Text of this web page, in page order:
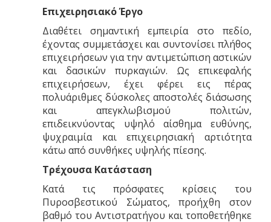
Επιχειρησιακό Έργο
Διαθέτει σημαντική εμπειρία στο πεδίο,
έχοντας συμμετάσχει και συντονίσει πλήθος
επιχειρήσεων για την αντιμετώπιση αστικών
και δασικών πυρκαγιών. Ως επικεφαλής
επιχειρήσεων, έχει φέρει εις πέρας
πολυάριθμες δύσκολες αποστολές διάσωσης
και απεγκλωβισμού πολιτών,
επιδεικνύοντας υψηλό αίσθημα ευθύνης,
ψυχραιμία και επιχειρησιακή αρτιότητα
κάτω από συνθήκες υψηλής πίεσης.
Τρέχουσα Κατάσταση
Κατά τις πρόσφατες κρίσεις του
Πυροσβεστικού Σώματος, προήχθη στον
βαθμό του Αντιστρατήγου και τοποθετήθηκε